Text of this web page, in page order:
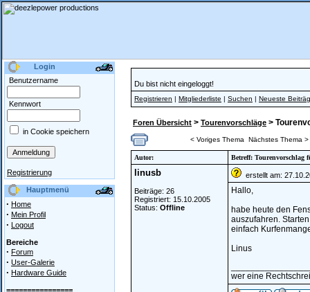
Login
Benutzername
Kennwort
in Cookie speichern
Registrierung
Hauptmenü
· Home
· Mein Profil
· Logout
Bereiche
· Forum
· User-Galerie
· Hardware Guide
================
Du bist nicht eingeloggt!
Registrieren | Mitgliederliste | Suchen | Neueste
Foren Übersicht > Tourenvorschläge >
< Voriges Thema Nächstes Thema >
Autor: Betreff: Tourenvorschlag
linusb
Beiträge: 26
Registriert: 15.10.2005
Status: Offline
erstellt am:
Hallo,
habe heute den
auszufahren.
einfach
Linus
wer eine